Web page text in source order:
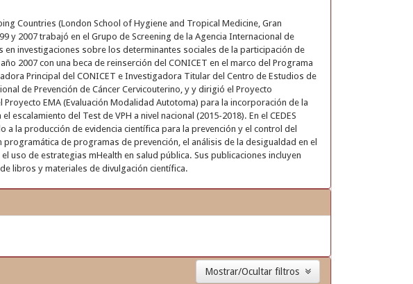
Countries (London School of Hygiene and Tropical Medicine, Gran
y 2007 trabajó en el Grupo de Screening de la Agencia Internacional de
en investigaciones sobre los determinantes sociales de la participación de
2007 con una beca de reinserción del CONICET en el marco del Programa
Principal del CONICET e Investigadora Titular del Centro de Estudios de
de Prevención de Cáncer Cervicouterino, y y dirigió el Proyecto
EMA (Evaluación Modalidad Autotoma) para la incorporación de la
del Test de VPH a nivel nacional (2015-2018). En el CEDES
la producción de evidencia científica para la prevención y el control del
de programas de prevención, el análisis de la desigualdad en el
uso de estrategias mHealth en salud pública. Sus publicaciones incluyen
libros y materiales de divulgación científica.